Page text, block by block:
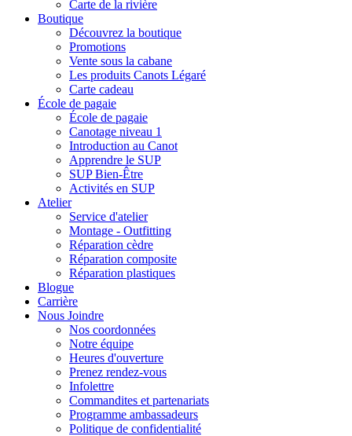
Carte de la rivière
Boutique
Découvrez la boutique
Promotions
Vente sous la cabane
Les produits Canots Légaré
Carte cadeau
École de pagaie
École de pagaie
Canotage niveau 1
Introduction au Canot
Apprendre le SUP
SUP Bien-Être
Activités en SUP
Atelier
Service d'atelier
Montage - Outfitting
Réparation cèdre
Réparation composite
Réparation plastiques
Blogue
Carrière
Nous Joindre
Nos coordonnées
Notre équipe
Heures d'ouverture
Prenez rendez-vous
Infolettre
Commandites et partenariats
Programme ambassadeurs
Politique de confidentialité